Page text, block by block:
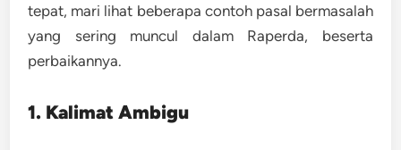
tepat, mari lihat beberapa contoh pasal bermasalah
yang sering muncul dalam Raperda, beserta
perbaikannya.
1. Kalimat Ambigu